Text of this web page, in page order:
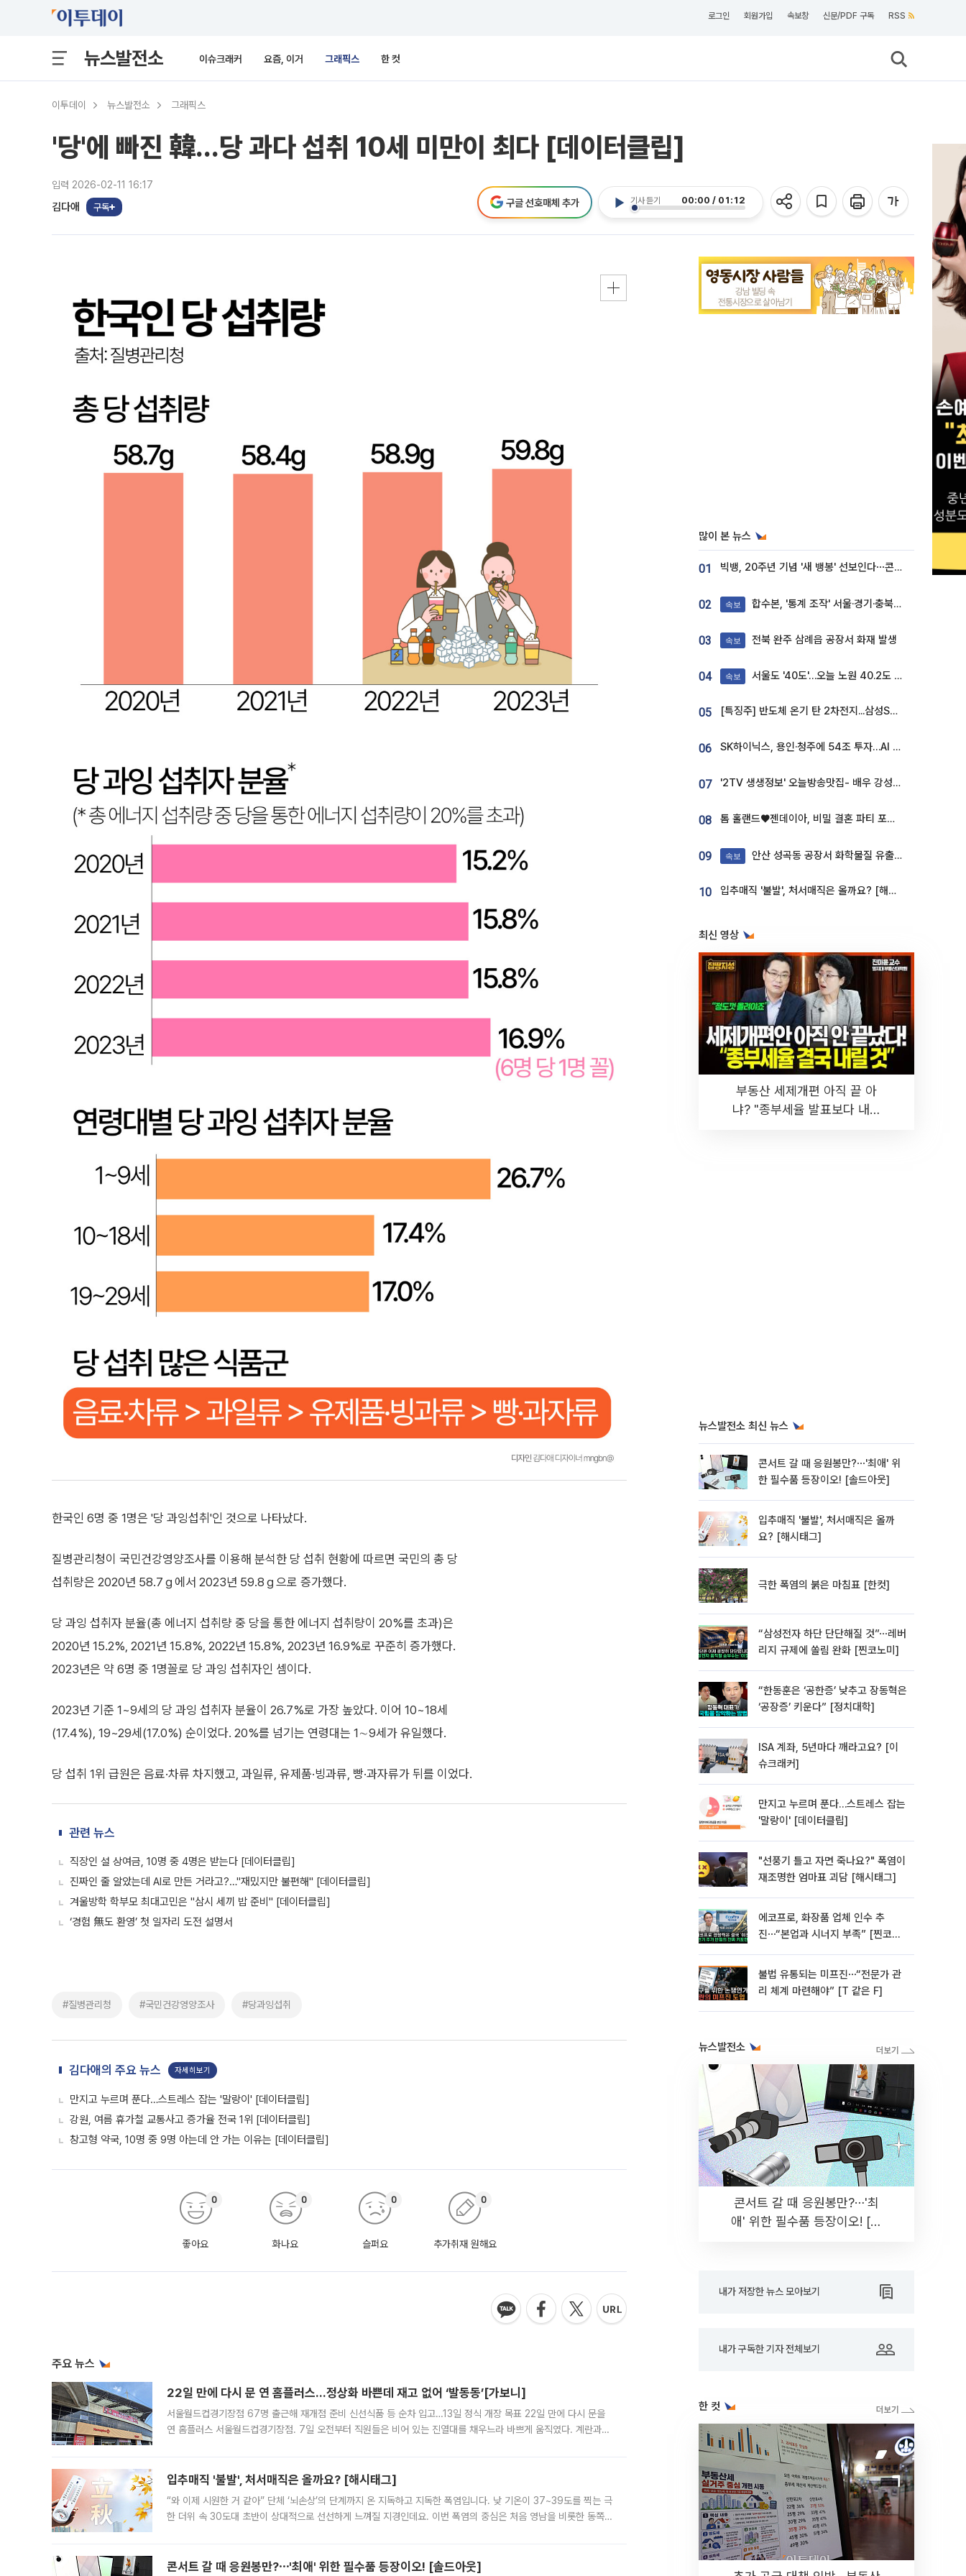
로그인 회원가입 속보창 신문/PDF 구독 RSS
뉴스발전소 이슈크래커 요즘, 이거 그래픽스 한 컷
이투데이 뉴스발전소 그래픽스
'당'에 빠진 韓…당 과다 섭취 10세 미만이 최다 [데이터클립]
입력 2026-02-11 16:17
김다애 구독
기사 듣기 00:00 / 01:12
구글 선호매체 추가
한국인 6명 중 1명은 '당 과잉섭취'인 것으로 나타났다.
질병관리청이 국민건강영양조사를 이용해 분석한 당 섭취 현황에 따르면 국민의 총 당
섭취량은 2020년 58.7ｇ에서 2023년 59.8ｇ으로 증가했다.
당 과잉 섭취자 분율(총 에너지 섭취량 중 당을 통한 에너지 섭취량이 20%를 초과)은
2020년 15.2%, 2021년 15.8%, 2022년 15.8%, 2023년 16.9%로 꾸준히 증가했다.
2023년은 약 6명 중 1명꼴로 당 과잉 섭취자인 셈이다.
2023년 기준 1~9세의 당 과잉 섭취자 분율이 26.7%로 가장 높았다. 이어 10~18세
(17.4%), 19~29세(17.0%) 순이었다. 20%를 넘기는 연령대는 1∼9세가 유일했다.
당 섭취 1위 급원은 음료·차류 차지했고, 과일류, 유제품·빙과류, 빵·과자류가 뒤를 이었다.
관련 뉴스
직장인 설 상여금, 10명 중 4명은 받는다 [데이터클립]
진짜인 줄 알았는데 AI로 만든 거라고?…"재밌지만 불편해" [데이터클립]
겨울방학 학부모 최대고민은 "삼시 세끼 밥 준비" [데이터클립]
‘경험 無도 환영’ 첫 일자리 도전 설명서
#질병관리청 #국민건강영양조사 #당과잉섭취
김다애의 주요 뉴스 자세히보기
만지고 누르며 푼다…스트레스 잡는 '말랑이' [데이터클립]
강원, 여름 휴가철 교통사고 증가율 전국 1위 [데이터클립]
창고형 약국, 10명 중 9명 아는데 안 가는 이유는 [데이터클립]
좋아요
0
화나요
0
슬퍼요
0
추가취재 원해요
0
주요 뉴스
22일 만에 다시 문 연 홈플러스…정상화 바쁜데 재고 없어 ‘발동동’[가보니]
서울월드컵경기장점 67명 출근해 재개점 준비 신선식품 등 순차 입고…13일 정식 개장 목표 22일 만에 다시 문을
연 홈플러스 서울월드컵경기장점. 7일 오전부터 직원들은 비어 있는 진열대를 채우느라 바쁘게 움직였다. 계란과
입추매직 '불발', 처서매직은 올까요? [해시태그]
“와 이제 시원한 거 같아” 단체 ‘뇌손상’의 단계까지 온 지독하고 지독한 폭염입니다. 낮 기온이 37~39도를 찍는 극
한 더위 속 30도대 초반이 상대적으로 선선하게 느껴질 지경인데요. 이번 폭염의 중심은 처음 영남을 비롯한 동쪽
콘서트 갈 때 응원봉만?⋯'최애' 위한 필수품 등장이오! [솔드아웃]
많이 본 뉴스
01 빅뱅, 20주년 기념 '새 뱅봉' 선보인다⋯콘서트 앞두고 팝업 개최
02 속보 합수본, '통계 조작' 서울·경기·충북 선관위 등 추가 압수수색
03 속보 전북 완주 삼례읍 공장서 화재 발생
04 속보 서울도 '40도'…오늘 노원 40.2도 기록
05 [특징주] 반도체 온기 탄 2차전지...삼성SDI, 장 초반 7% 넘게 껑충
06 SK하이닉스, 용인·청주에 54조 투자…AI 메모리 생산기지 키운다
07 '2TV 생생정보' 오늘방송맛집- 배우 강성진 단골! 쌀국수ㆍ푸팟퐁 커리 맛집 '블○○○'
08 톰 홀랜드♥젠데이아, 비밀 결혼 파티 포착⋯호텔 대관비만 9억
09 속보 안산 성곡동 공장서 화학물질 유출 사고 발생
10 입추매직 '불발', 처서매직은 올까요? [해시태그]
최신 영상
부동산 세제개편 아직 끝 아
냐? "종부세율 발표보다 내릴
뉴스발전소 최신 뉴스
콘서트 갈 때 응원봉만?⋯'최애' 위
한 필수품 등장이오! [솔드아웃]
입추매직 '불발', 처서매직은 올까
요? [해시태그]
극한 폭염의 붉은 마침표 [한컷]
“삼성전자 하단 단단해질 것”⋯레버
리지 규제에 쏠림 완화 [찐코노미]
“한동훈은 ‘공한증’ 낮추고 장동혁은
‘공장증’ 키운다” [정치대학]
ISA 계좌, 5년마다 깨라고요? [이
슈크래커]
만지고 누르며 푼다…스트레스 잡는
'말랑이' [데이터클립]
"선풍기 틀고 자면 죽나요?" 폭염이
재조명한 엄마표 괴담 [해시태그]
에코프로, 화장품 업체 인수 추
진⋯“본업과 시너지 부족” [찐코노
불법 유통되는 미프진⋯“전문가 관
리 체계 마련해야” [T 같은 F]
뉴스발전소
콘서트 갈 때 응원봉만?⋯'최
애' 위한 필수품 등장이오! [솔
내가 저장한 뉴스 모아보기
내가 구독한 기자 전체보기
한 컷